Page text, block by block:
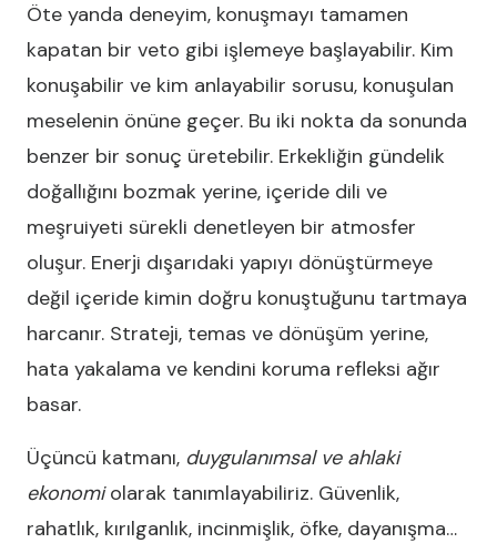
Öte yanda deneyim, konuşmayı tamamen
kapatan bir veto gibi işlemeye başlayabilir. Kim
konuşabilir ve kim anlayabilir sorusu, konuşulan
meselenin önüne geçer. Bu iki nokta da sonunda
benzer bir sonuç üretebilir. Erkekliğin gündelik
doğallığını bozmak yerine, içeride dili ve
meşruiyeti sürekli denetleyen bir atmosfer
oluşur. Enerji dışarıdaki yapıyı dönüştürmeye
değil içeride kimin doğru konuştuğunu tartmaya
harcanır. Strateji, temas ve dönüşüm yerine,
hata yakalama ve kendini koruma refleksi ağır
basar.
Üçüncü katmanı, duygulanımsal ve ahlaki
ekonomiolarak tanımlayabiliriz. Güvenlik,
rahatlık, kırılganlık, incinmişlik, öfke, dayanışma…